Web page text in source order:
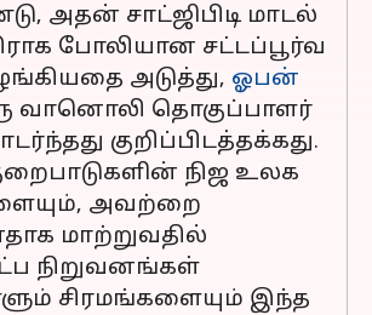
அதன் சாட்ஜிபிடி மாடல்
போலியான சட்டப்பூர்வ
அடுத்து, ஓபன்
வானொலி தொகுப்பாளர்
குறிப்பிடத்தக்கது.
நிஜ உலக
அவற்றை
மாற்றுவதில்
நிறுவனங்கள்
சிரமங்களையும் இந்த